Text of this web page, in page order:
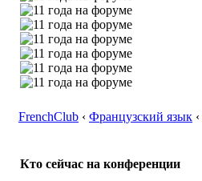
FrenchClub ‹ Французский язык ‹
Кто сейчас на конференции